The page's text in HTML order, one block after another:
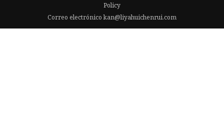
Policy
Correo electrónicokan@liyahuichenrui.com